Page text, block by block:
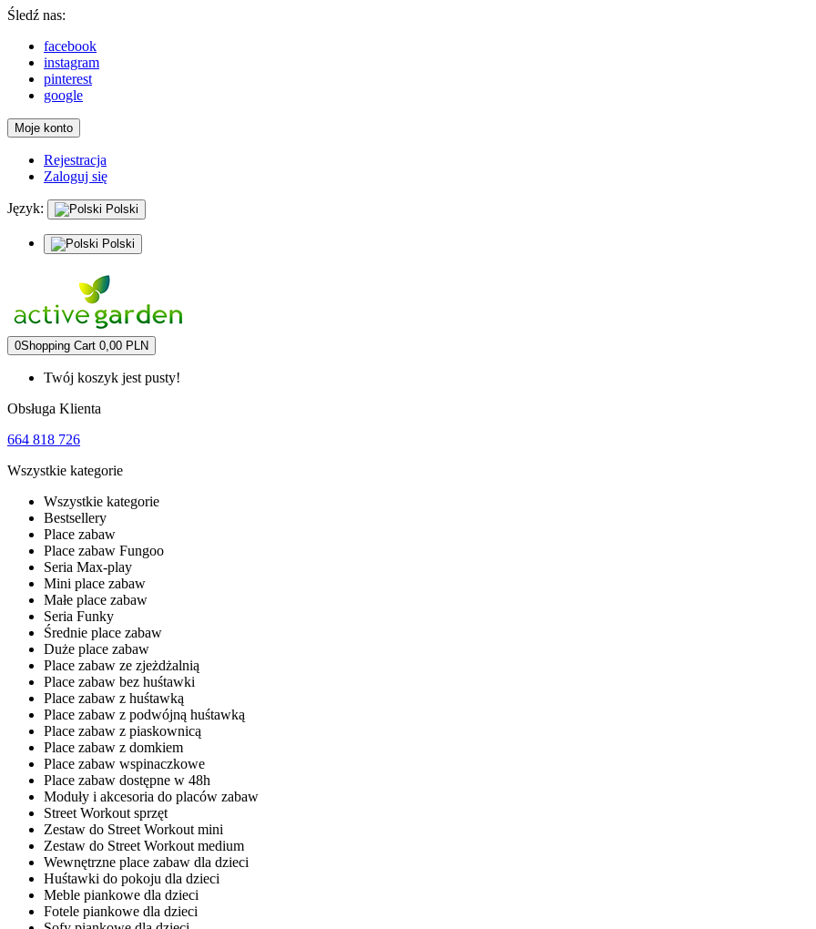
Śledź nas:
facebook
instagram
pinterest
google
Moje konto
Rejestracja
Zaloguj się
Język: Polski
Polski
0Shopping Cart 0,00 PLN
Twój koszyk jest pusty!
Obsługa Klienta
664 818 726
Wszystkie kategorie
Wszystkie kategorie
Bestsellery
Place zabaw
Place zabaw Fungoo
Seria Max-play
Mini place zabaw
Małe place zabaw
Seria Funky
Średnie place zabaw
Duże place zabaw
Place zabaw ze zjeżdżalnią
Place zabaw bez huśtawki
Place zabaw z huśtawką
Place zabaw z podwójną huśtawką
Place zabaw z piaskownicą
Place zabaw z domkiem
Place zabaw wspinaczkowe
Place zabaw dostępne w 48h
Moduły i akcesoria do placów zabaw
Street Workout sprzęt
Zestaw do Street Workout mini
Zestaw do Street Workout medium
Wewnętrzne place zabaw dla dzieci
Huśtawki do pokoju dla dzieci
Meble piankowe dla dzieci
Fotele piankowe dla dzieci